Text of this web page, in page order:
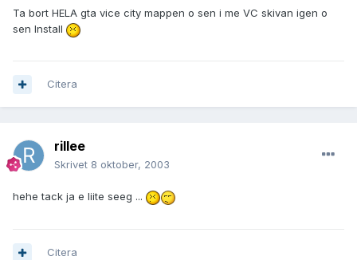
Ta bort HELA gta vice city mappen o sen i me VC skivan igen o
sen Install
Citera
rillee
Skrivet 8 oktober, 2003
hehe tack ja e liite seeg ...
Citera